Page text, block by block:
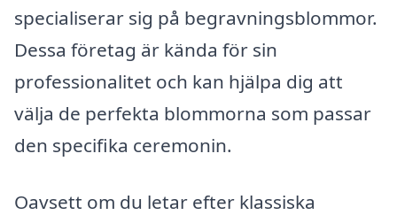
specialiserar sig på begravningsblommor.
Dessa företag är kända för sin
professionalitet och kan hjälpa dig att
välja de perfekta blommorna som passar
den specifika ceremonin.
Oavsett om du letar efter klassiska